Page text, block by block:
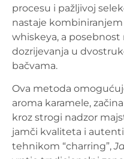
procesu i pažljivoj
nastaje
whiskeya, a
dozrijevanja u
bačvama.
Ova metoda
aroma karamele,
kroz strogi nadzor
jamči kvaliteta i
tehnikom “charring”,